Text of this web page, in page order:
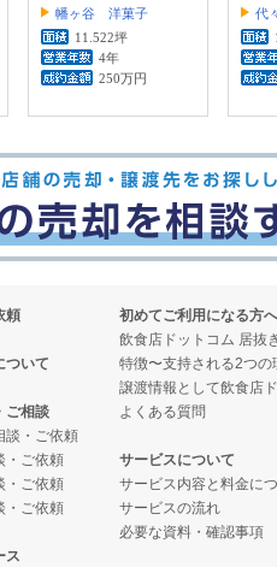
幡ヶ谷 洋菓子
11.522坪
4年
250万円
代
頼
ついて
ご相談
談・ご依頼
・ご依頼
・ご依頼
・ご依頼
ス
初めてご利用になる方へ
飲食店ドットコム 居抜
特徴〜支持される2つの
譲渡情報として飲食店
よくある質問
サービスについて
サービス内容と料金に
サービスの流れ
必要な資料・確認事項